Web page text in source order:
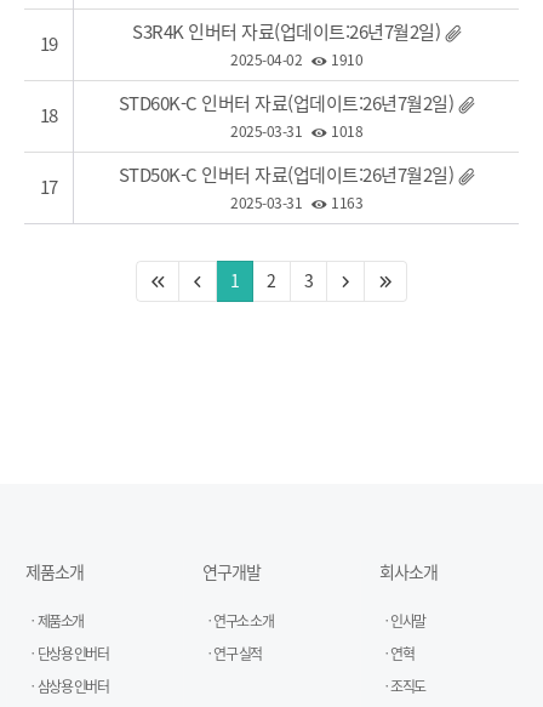
19 S3R4K 인버터 자료(업데이트:26년7월2일)
2025-04-02 1910
18 STD60K-C 인버터 자료(업데이트:26년7월2일)
2025-03-31 1018
17 STD50K-C 인버터 자료(업데이트:26년7월2일)
2025-03-31 1163
1 2 3
제품소개
제품소개
단상용 인버터
삼상용 인버터
연구개발
연구소 소개
연구 실적
회사소개
인사말
연혁
조직도